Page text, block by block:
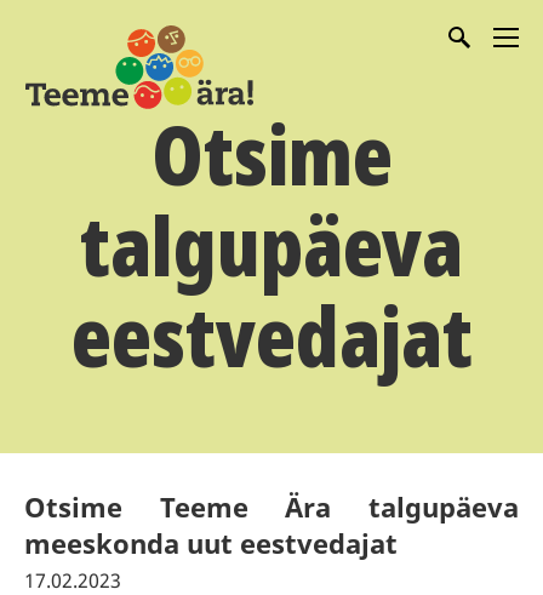
Otsime
talgupäeva
eestvedajat
Otsime Teeme Ära talgupäeva
meeskonda uut eestvedajat
17.02.2023